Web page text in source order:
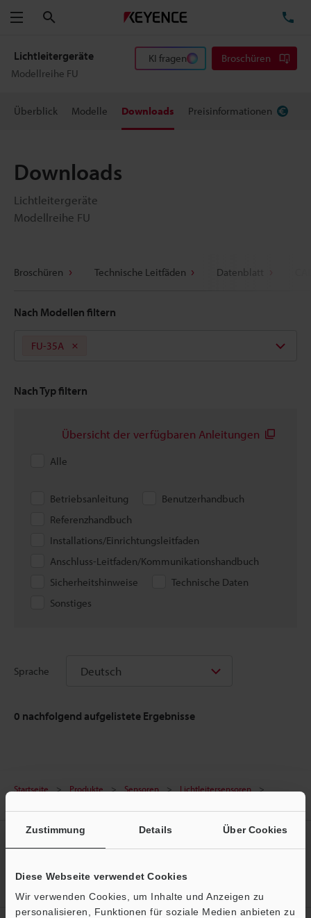
Zustimmung Details Über Cookies
Diese Webseite verwendet Cookies
Wir verwenden Cookies, um Inhalte und Anzeigen zu
personalisieren, Funktionen für soziale Medien anbieten zu
Menü
Lichtleitergeräte
Modellreihe FU
KI fragen Broschüren
Überblick Modelle Downloads Preisinformationen
Downloads
Lichtleitergeräte
Modellreihe FU
Broschüren Technische Leitfäden Datenblatt
Nach Modellen filtern
FU-35A
Nach Typ filtern
Übersicht der verfügbaren Anleitungen
Alle
Betriebsanleitung
Benutzerhandbuch
Referenzhandbuch
Installations/Einrichtungsleitfaden
Anschluss-Leitfaden/Kommunikationshandbuch
Sicherheitshinweise
Technische Daten
Sonstiges
Sprache Deutsch
0 nachfolgend aufgelistete Ergebnisse
Startseite Produkte Sensoren
Lichtleitersensoren
Jetzt registrieren!